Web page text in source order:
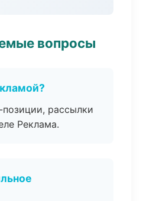
вопросы
рассылки
Реклама.